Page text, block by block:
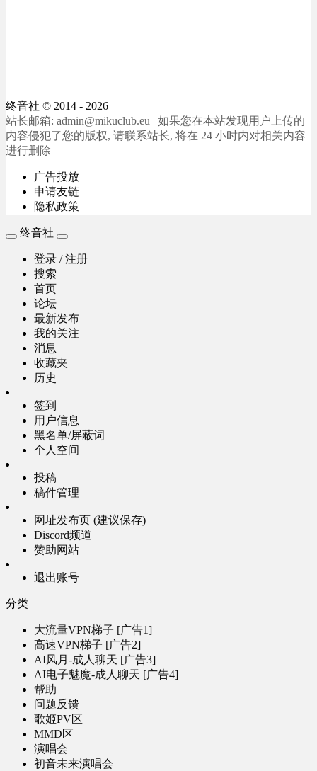
终音社 © 2014 - 2026
站长邮箱: admin@mikuclub.eu | 如果您在本站发现用户上传的
内容侵犯了您的版权, 请联系站长, 将在 24 小时内对相关内容
进行删除
广告投放
申请友链
隐私政策
终音社
登录 / 注册
搜索
首页
论坛
最新发布
我的关注
消息
收藏夹
历史
签到
用户信息
黑名单/屏蔽词
个人空间
投稿
稿件管理
网址发布页 (建议保存)
Discord频道
赞助网站
退出账号
分类
大流量VPN梯子 [广告1]
高速VPN梯子 [广告2]
AI风月-成人聊天 [广告3]
AI电子魅魔-成人聊天 [广告4]
帮助
问题反馈
歌姬PV区
MMD区
演唱会
初音未来演唱会